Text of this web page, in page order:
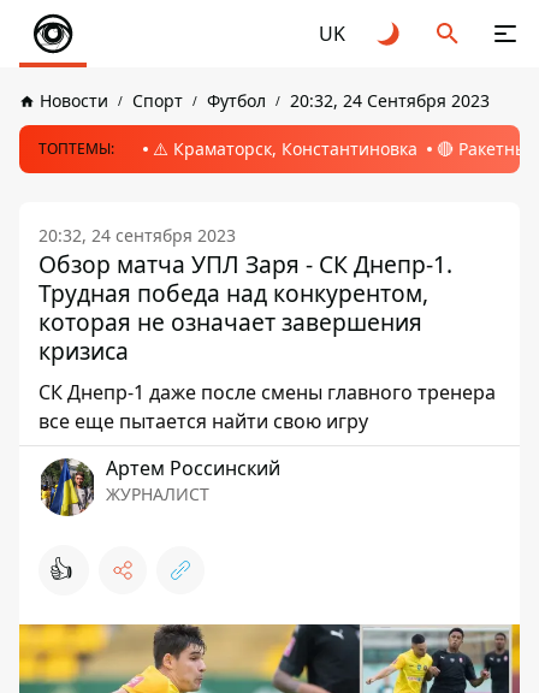
UK
Новости Спорт Футбол 20:32, 24 Сентября 2023
ТОПТЕМЫ: ⚠️ Краматорск, Константиновка 🔴
20:32, 24 сентября 2023
Обзор матча УПЛ Заря - СК Днепр-1.
Трудная победа над конкурентом,
которая не означает завершения
кризиса
СК Днепр-1 даже после смены главного тренера
все еще пытается найти свою игру
Артем Россинский
ЖУРНАЛИСТ
👍